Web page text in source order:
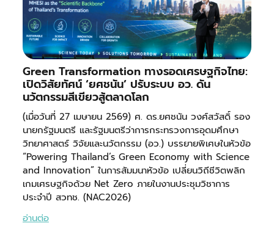
Green Transformation ทางรอดเศรษฐกิจไทย:
เปิดวิสัยทัศน์ ‘ยศชนัน’ ปรับระบบ อว. ดัน
นวัตกรรมสีเขียวสู้ตลาดโลก
(เมื่อวันที่ 27 เมษายน 2569) ศ. ดร.ยศชนัน วงศ์สวัสดิ์ รอง
นายกรัฐมนตรี และรัฐมนตรีว่าการกระทรวงการอุดมศึกษา
วิทยาศาสตร์ วิจัยและนวัตกรรม (อว.) บรรยายพิเศษในหัวข้อ
“Powering Thailand’s Green Economy with Science
and Innovation” ในการสัมมนาหัวข้อ เปลี่ยนวิถีชีวิตพลิก
เกมเศรษฐกิจด้วย Net Zero ภายในงานประชุมวิชาการ
ประจำปี สวทช. (NAC2026)
อ่านต่อ